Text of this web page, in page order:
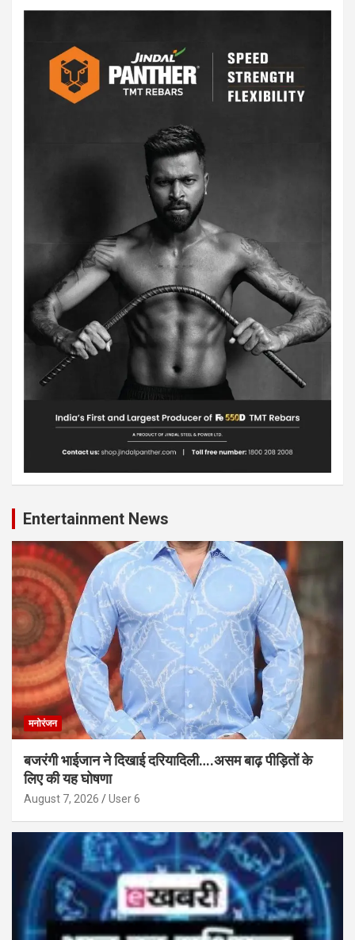
Entertainment News
मनोरंजन
बजरंगी भाईजान ने दिखाई दरियादिली….असम बाढ़ पीड़ितों के
लिए की यह घोषणा
August 7, 2026 User 6